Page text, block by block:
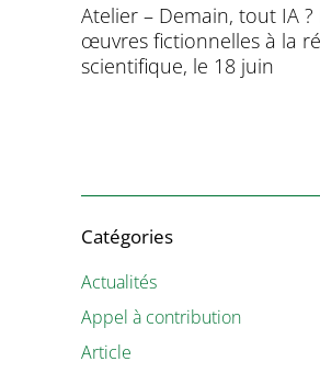
Atelier – Demain, tout IA ?
œuvres fictionnelles à la
scientifique, le 18 juin
Catégories
Actualités
Appel à contribution
Article